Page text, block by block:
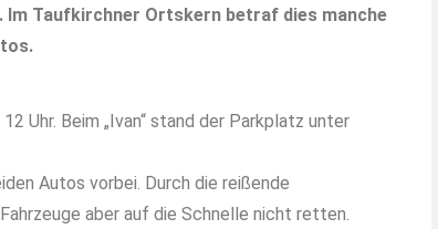
Im Taufkirchner Ortskern betraf dies manche
Uhr. Beim „Ivan“ stand der Parkplatz unter
Autos vorbei. Durch die reißende
aber auf die Schnelle nicht retten.